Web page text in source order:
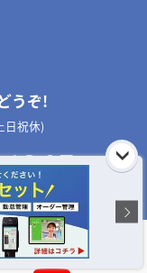
うぞ!
日祝休)